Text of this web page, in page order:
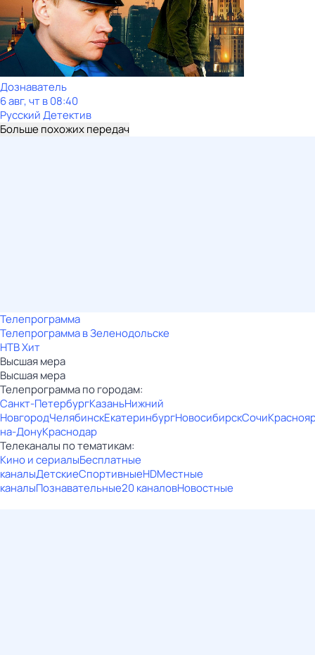
Дознаватель
6 авг, чт в 08:40
Русский Детектив
Больше похожих передач
Телепрограмма
Телепрограмма в Зеленодольске
НТВ Хит
Высшая мера
Высшая мера
Телепрограмма по городам:
Санкт-ПетербургКазаньНижний
НовгородЧелябинскЕкатеринбургНовосибирскСочи
на-ДонуКраснодар
Телеканалы по тематикам:
Кино и сериалыБесплатные
каналыДетскиеСпортивныеHDМестные
каналыПознавательные20 каналовНовостные